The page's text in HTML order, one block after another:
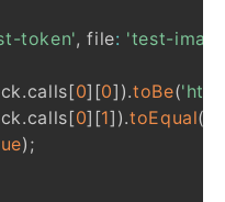
token', file: 'test-
.calls[0] [0] ).toBe(
.calls[0] [1] ).toEqual(
) ;